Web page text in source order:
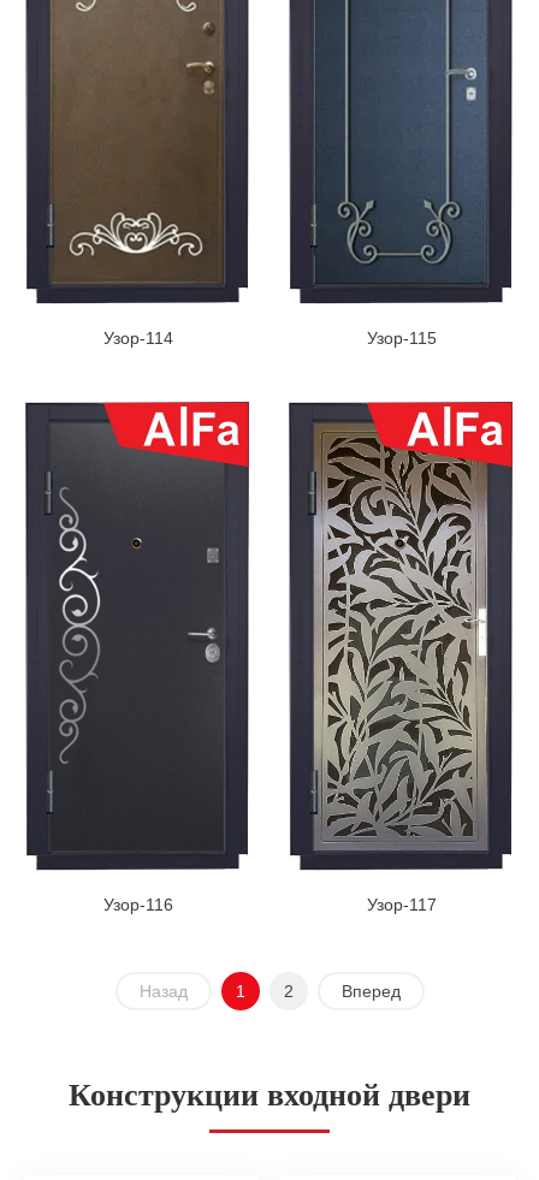
Узор-114 Узор-115
Узор-116 Узор-117
Назад 1 2 Вперед
Конструкции входной двери